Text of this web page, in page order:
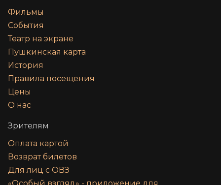
Фильмы
События
Театр на экране
Пушкинская карта
История
Правила посещения
Цены
О нас
Зрителям
Оплата картой
Возврат билетов
Для лиц с ОВЗ